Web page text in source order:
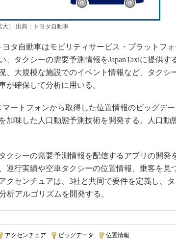
） 出典：トヨタ自動車
タ自動車はモビリティサービス・プラットフォ
タクシーの需要予測情報をJapanTaxiに提供す
、大規模な施設でのイベント情報など、タクシ
が確保して分析に用いる。
ートフォンから取得した位置情報のビッグデー
加味した人口動態予測技術を開発する。人口動
クシーの需要予測情報を配信するアプリの開発
運行実績や空車タクシーの位置情報、乗客を見
クセンチュアは、3社と共同で要件を定義し、
析アルゴリズムを開発する。
アクセンチュア ビッグデータ 位置情報